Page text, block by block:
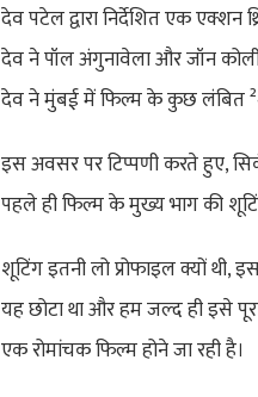
देव पटेल द्वारा निर्देशित एक एक्शन
देव ने पॉल अंगुनावेला और जॉन
देव ने मुंबई में फिल्म के कुछ लंबित
इस अवसर पर टिप्पणी करते हुए,
पहले ही फिल्म के मुख्य भाग की
शूटिंग इतनी लो प्रोफाइल क्यों थी,
यह छोटा था और हम जल्द ही इसे
एक रोमांचक फिल्म होने जा रही है।